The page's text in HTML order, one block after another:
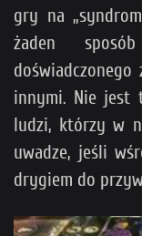
gry na
żaden
innymi. Nie
ludzi, którzy w
uwadze, jeśli
drygiem do